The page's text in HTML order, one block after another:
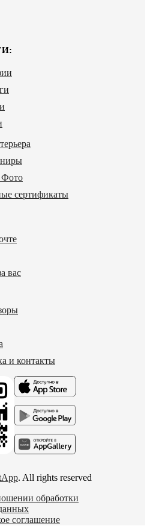
Фото
сертификаты
вас
и контакты
. All rights reserved
обработки
соглашение